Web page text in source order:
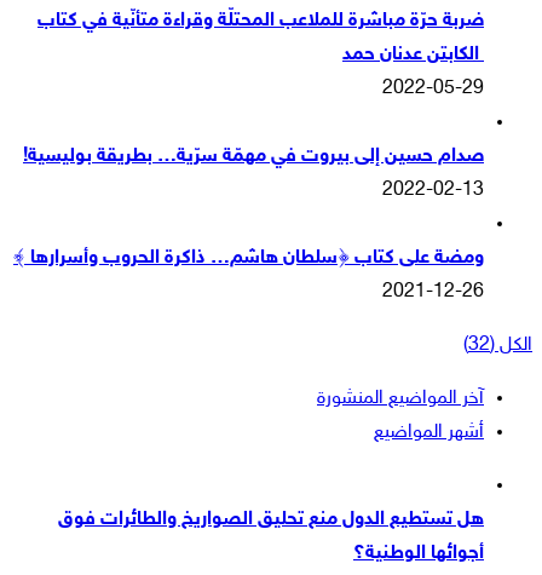
ضربة حرّة مباشرة للملاعب المحتلّة وقراءة متأنّية في كتاب
الكابتن عدنان حمد
2022-05-29
صدام حسين إلى بيروت في مهمّة سرّية… بطريقة بوليسية!
2022-02-13
ومضة على كتاب ﴿سلطان هاشم… ذاكرة الحروب وأسرارها ﴾
2021-12-26
الكل (32)
آخر المواضيع المنشورة
أشهر المواضيع
هل تستطيع الدول منع تحليق الصواريخ والطائرات فوق
أجوائها الوطنية؟